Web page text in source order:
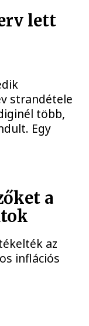
lett
strandétele
több,
Egy
a
az
inflációs